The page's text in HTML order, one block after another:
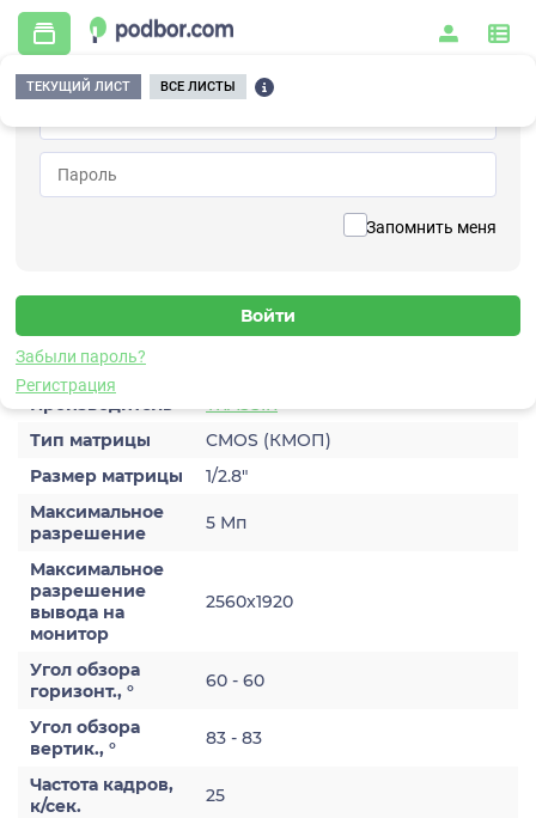
Запомнить меня
Забыли пароль?
Регистрация
ТЕКУЩИЙ ЛИСТ ВСЕ ЛИСТЫ
Главная / Видеонаблюдение / Видеокамеры / IP / TRASSIR TR-D8151IR2 v2 3.6
Вернуться к списку
Видеокамера IP
Характеристики
Производитель
TRASSIR
Тип матрицы
CMOS (КМОП)
Размер матрицы
1/2.8″
Максимальное
разрешение
5 Мп
Максимальное
разрешение
вывода на
монитор
2560x1920
Угол обзора
горизонт., °
60 - 60
Угол обзора
вертик., °
83 - 83
Частота кадров,
к/сек.
25